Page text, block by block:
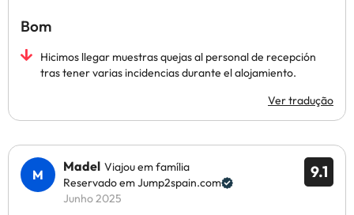
Bom
Hicimos llegar muestras quejas al personal de recepción
tras tener varias incidencias durante el alojamiento.
Ver tradução
9.1
Madel Viajou em família
Reservado em Jump2spain.com
Junho 2025